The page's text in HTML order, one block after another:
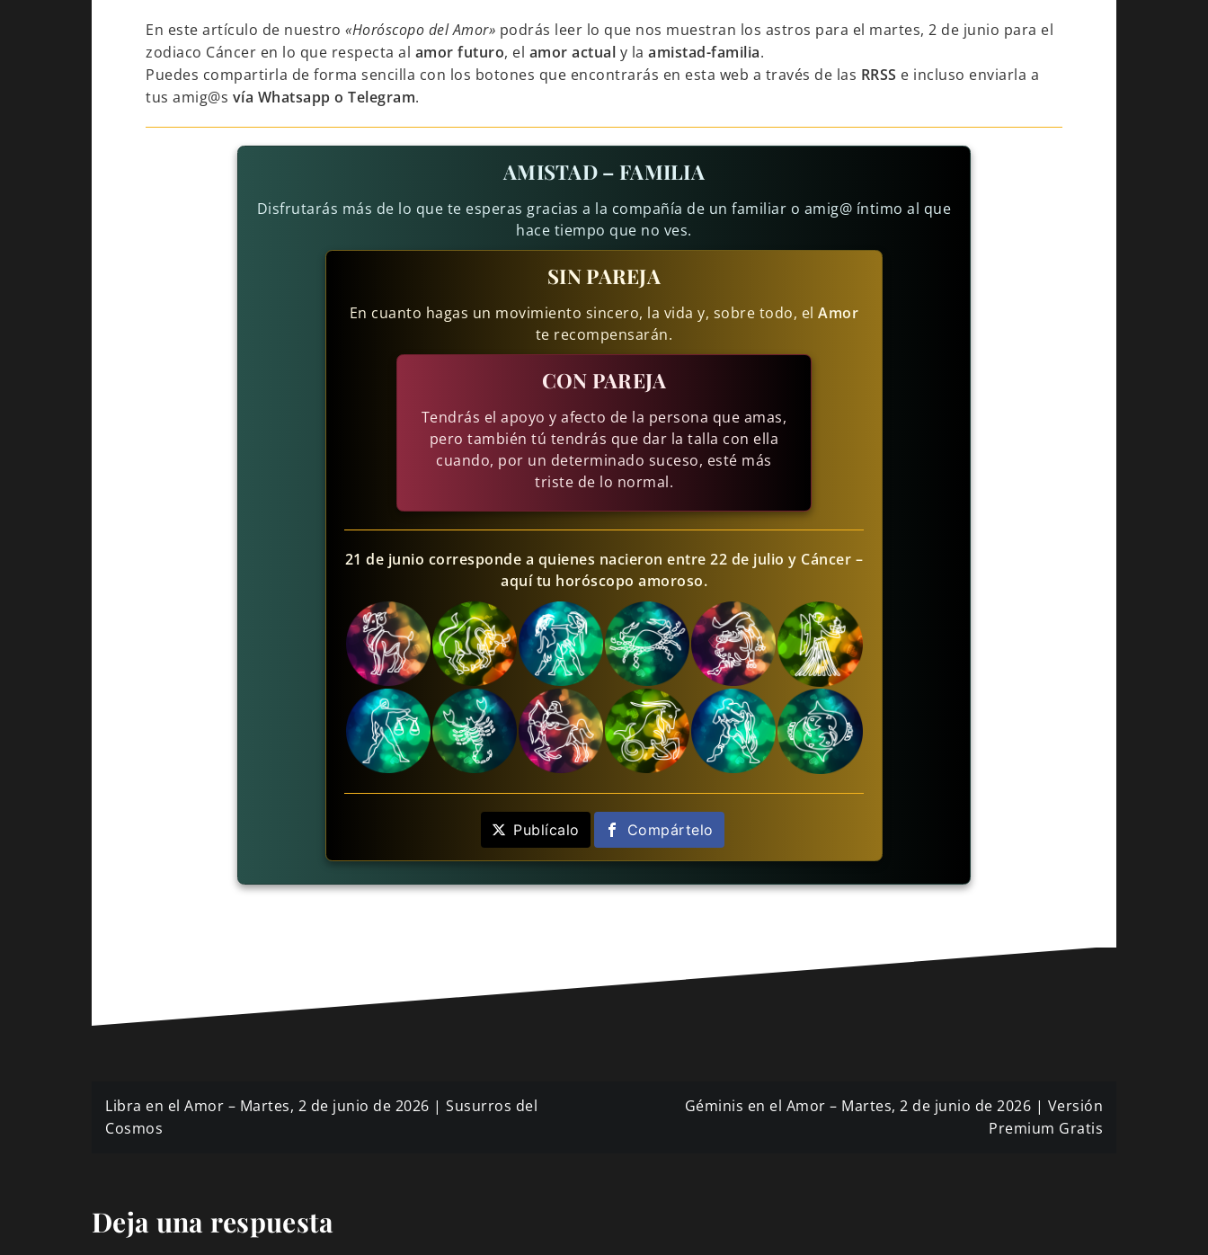
En este artículo de nuestro «Horóscopo del Amor» podrás leer lo que nos muestran los astros para el martes, 2 de junio para el
zodiaco Cáncer en lo que respecta al amor futuro, el amor actual y la amistad-familia.
Puedes compartirla de forma sencilla con los botones que encontrarás en esta web a través de las RRSS e incluso enviarla a
tus amig@s vía Whatsapp o Telegram.
AMISTAD – FAMILIA
Disfrutarás más de lo que te esperas gracias a la compañía de un familiar o amig@ íntimo al que
hace tiempo que no ves.
SIN PAREJA
En cuanto hagas un movimiento sincero, la vida y, sobre todo, elAmor
te recompensarán.
CON PAREJA
Tendrás el apoyo y afecto de la persona que amas,
pero también tú tendrás que dar la talla con ella
cuando, por un determinado suceso, esté más
triste de lo normal.
21 de junio corresponde a quienes nacieron entre 22 de julio y Cáncer –
aquí tu horóscopo amoroso.
Publícalo Compártelo
Navegación
de
Libra en el Amor – Martes, 2 de junio de 2026 | Susurros del
Cosmos
Géminis en el Amor – Martes, 2 de junio de 2026 | Versión
Premium Gratis
Deja una respuesta